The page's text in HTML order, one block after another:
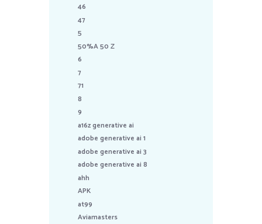
46
47
5
50%A 50 Z
6
7
71
8
9
a16z generative ai
adobe generative ai 1
adobe generative ai 3
adobe generative ai 8
ahh
APK
at99
Aviamasters